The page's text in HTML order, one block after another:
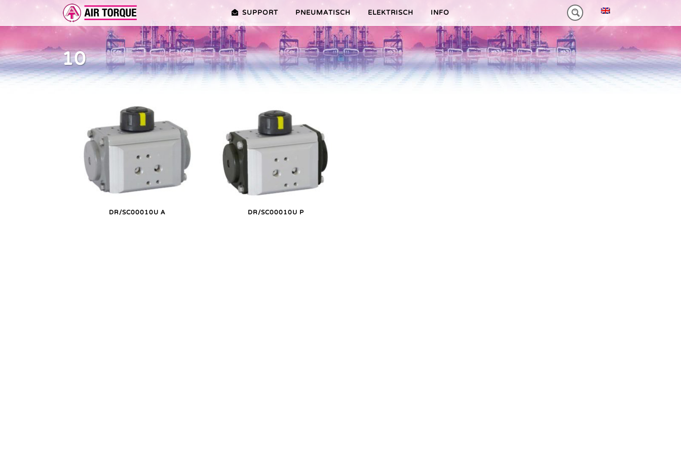
SUPPORT PNEUMATISCH
DOKUMENTATION VORTEILE EDITION 2010 VORTEILE HEAVY-DUTY
ELEKTRISCH
ERWEITERUNGEN ER PREMIER-SERIE (20-100NM)
VORTEILE ER PLUS-SERIE
VRX/VSX/VTX-SERIE (25-1000NM)
VORTEILE V-SERIE
VORTEILE VT PLUS-SERIE
MT-SERIE (25-75NM)
INFO
10
DR/SC00010U A DR/SC00010U P